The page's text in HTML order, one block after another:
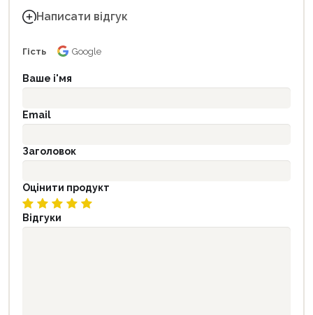
Написати відгук
Гість Google
Ваше і'мя
Email
Заголовок
Оцінити продукт
Відгуки